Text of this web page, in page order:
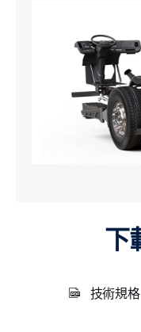
技術規